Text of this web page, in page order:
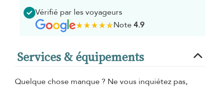
Vérifié par les voyageurs
Note4.9
Services & équipements
Quelque chose manque ? Ne vous inquiétez pas,